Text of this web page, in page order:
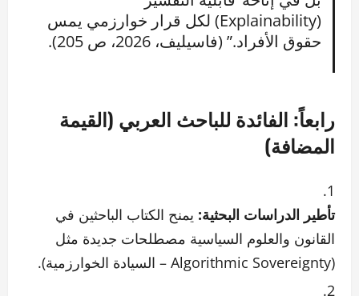
(Explainability) لكل قرار خوارزمي يمس
حقوق الأفراد.” (فاسيليف، 2026، ص 205).
رابعاً: الفائدة للباحث العربي (القيمة
المضافة)
تأطير الدراسات البحثية: يمنح الكتاب الباحثين في
القانون والعلوم السياسية مصطلحات جديدة مثل
(Algorithmic Sovereignty – السيادة الخوارزمية).